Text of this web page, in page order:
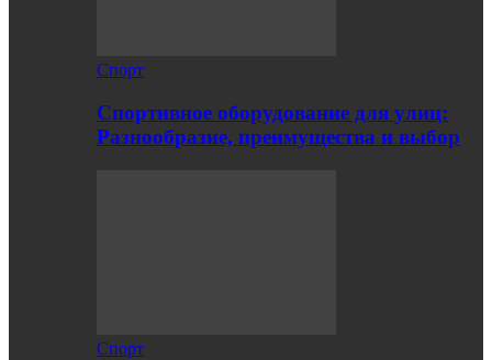
Спорт
Спортивное оборудование для улиц:
Разнообразие, преимущества и выбор
Спорт